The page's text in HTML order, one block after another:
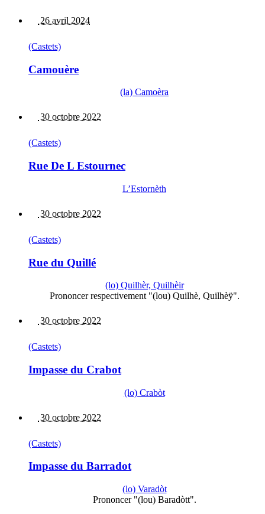
26 avril 2024
(Castets)
Camouère
(la) Camoèra
30 octobre 2022
(Castets)
Rue De L Estournec
L’Estornèth
30 octobre 2022
(Castets)
Rue du Quillé
(lo) Quilhèr, Quilhèir
Prononcer respectivement "(lou) Quilhè, Quilhèÿ".
30 octobre 2022
(Castets)
Impasse du Crabot
(lo) Crabòt
30 octobre 2022
(Castets)
Impasse du Barradot
(lo) Varadòt
Prononcer "(lou) Baradòtt".